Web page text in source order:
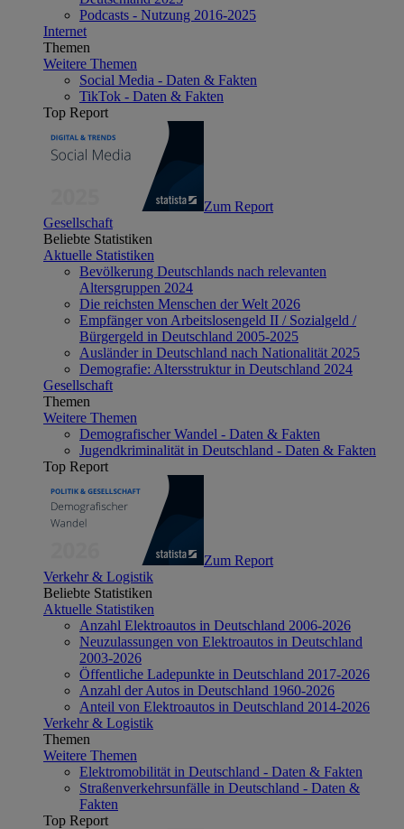
Podcasts - Nutzung 2016-2025
Internet
Themen
Weitere Themen
Social Media - Daten & Fakten
TikTok - Daten & Fakten
Top Report
Zum Report
Gesellschaft
Beliebte Statistiken
Aktuelle Statistiken
Bevölkerung Deutschlands nach relevanten
Altersgruppen 2024
Die reichsten Menschen der Welt 2026
Empfänger von Arbeitslosengeld II / Sozialgeld /
Bürgergeld in Deutschland 2005-2025
Ausländer in Deutschland nach Nationalität 2025
Demografie: Altersstruktur in Deutschland 2024
Gesellschaft
Themen
Weitere Themen
Demografischer Wandel - Daten & Fakten
Jugendkriminalität in Deutschland - Daten & Fakten
Top Report
Zum Report
Verkehr & Logistik
Beliebte Statistiken
Aktuelle Statistiken
Anzahl Elektroautos in Deutschland 2006-2026
Neuzulassungen von Elektroautos in Deutschland
2003-2026
Öffentliche Ladepunkte in Deutschland 2017-2026
Anzahl der Autos in Deutschland 1960-2026
Anteil von Elektroautos in Deutschland 2014-2026
Verkehr & Logistik
Themen
Weitere Themen
Elektromobilität in Deutschland - Daten & Fakten
Straßenverkehrsunfälle in Deutschland - Daten &
Fakten
Top Report